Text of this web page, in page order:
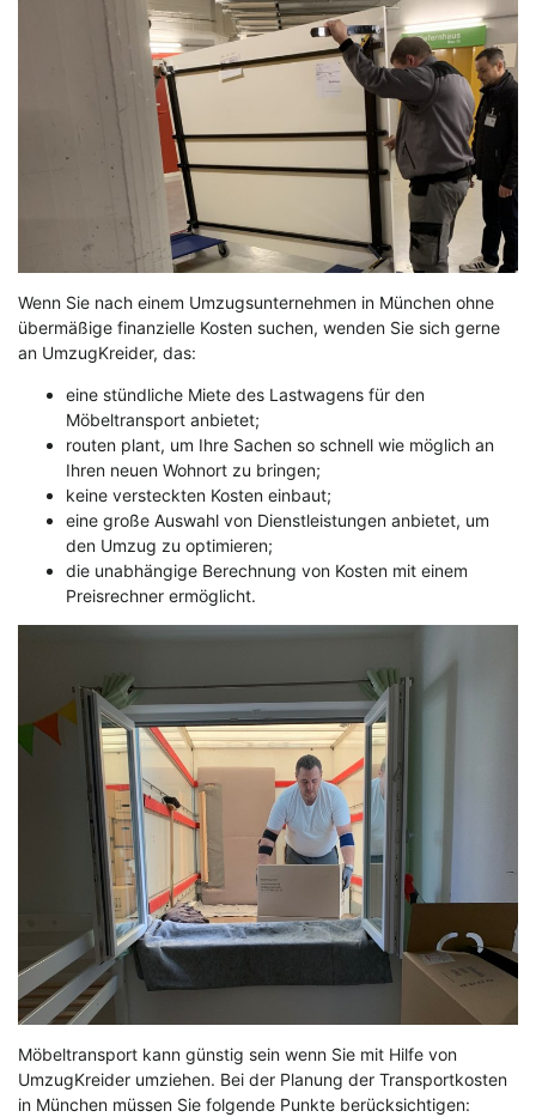
Wenn Sie nach einem Umzugsunternehmen in München ohne
übermäßige finanzielle Kosten suchen, wenden Sie sich gerne
an UmzugKreider, das:
eine stündliche Miete des Lastwagens für den
Möbeltransport anbietet;
routen plant, um Ihre Sachen so schnell wie möglich an
Ihren neuen Wohnort zu bringen;
keine versteckten Kosten einbaut;
eine große Auswahl von Dienstleistungen anbietet, um
den Umzug zu optimieren;
die unabhängige Berechnung von Kosten mit einem
Preisrechner ermöglicht.
Möbeltransport kann günstig sein wenn Sie mit Hilfe von
UmzugKreider umziehen. Bei der Planung der Transportkosten
in München müssen Sie folgende Punkte berücksichtigen: